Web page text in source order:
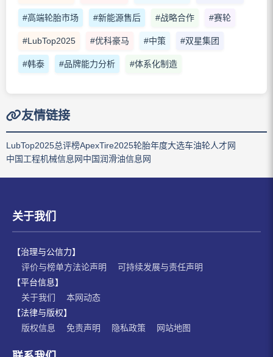
#高端轮胎市场 #新能源售后 #战略合作 #赛轮
#LubTop2025 #优科豪马 #中策 #双星集团
#韩泰 #品牌能力分析 #体系化制造
友情链接
LubTop2025总评榜ApexTire2025轮胎年度大选车油轮人才网
中国工程机械信息网中国润滑油信息网
关于我们
【治理与公信力】
评价与榜单方法论声明
可持续发展与责任声明
【平台信息】
关于我们
本网动态
【法律与版权】
版权信息
免责声明 隐私政策 网站地图